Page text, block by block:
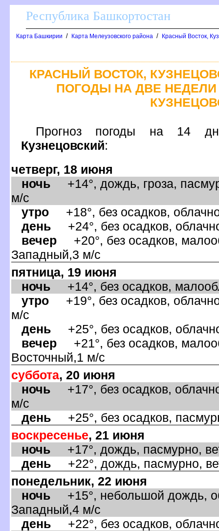
Республика Башкортостан
Карта Башкирии / Карта Мелеузовского района / Красный Восток,
КРАСНЫЙ ВОСТОК,
ПОГОДЫ НА ДВЕ НЕДЕЛИ
Прогноз погоды на
Кузнецовский:
четверг, 18 июня
ночь +14°, дождь, гроза,
м/с
утро +18°, без осадков,
день +24°, без осадков,
ечер +20°, без осадков,
Западный,3 м/с
пятница, 19 июня
ночь +14°, без осадков,
утро +19°, без осадков,
м/с
день +25°, без осадков,
ечер +21°, без осадков,
осточный,1 м/с
суббота, 20 июня
ночь +17°, без осадков,
м/с
день +25°, без осадков,
оскресенье, 21 июня
ночь +17°, дождь, пасмурно,
день +22°, дождь, пасмурно,
понедельник, 22 июня
ночь +15°, небольшой дождь,
Западный,4 м/с
день +22°, без осадков,